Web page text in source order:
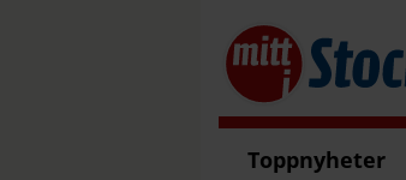
Toppnyheter